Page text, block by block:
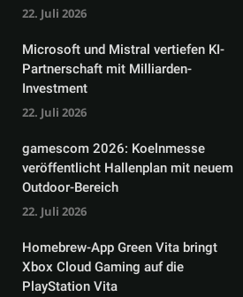
22. Juli 2026
Microsoft und Mistral vertiefen KI-
Partnerschaft mit Milliarden-
Investment
22. Juli 2026
gamescom 2026: Koelnmesse
veröffentlicht Hallenplan mit neuem
Outdoor-Bereich
22. Juli 2026
Homebrew-App Green Vita bringt
Xbox Cloud Gaming auf die
PlayStation Vita